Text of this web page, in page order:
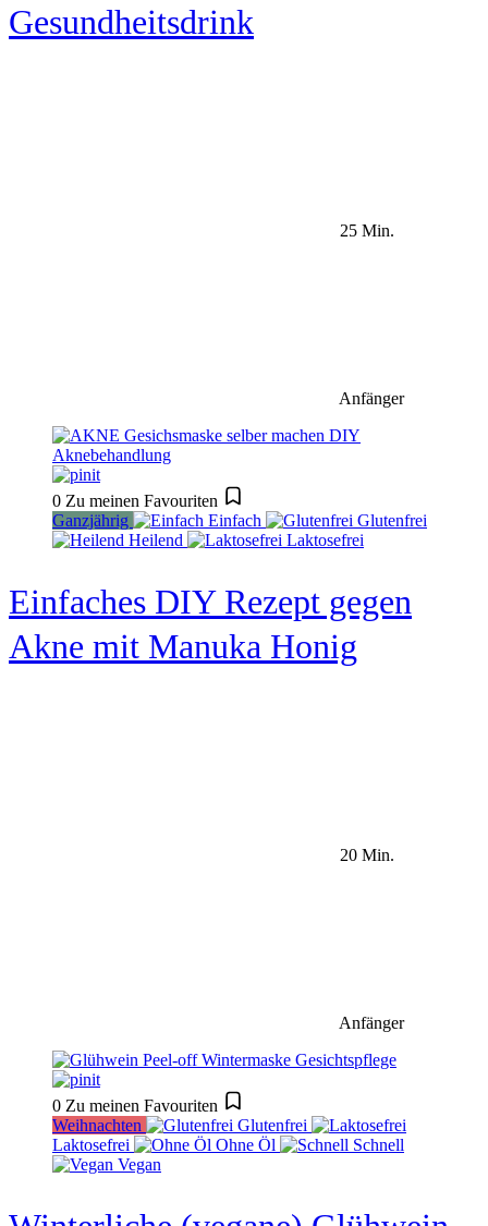
Gesundheitsdrink
25 Min.
Anfänger
0 Zu meinen Favouriten
Ganzjährig
Einfach
Glutenfrei
Heilend
Laktosefrei
Einfaches DIY Rezept gegen
Akne mit Manuka Honig
20 Min.
Anfänger
0 Zu meinen Favouriten
Weihnachten
Glutenfrei
Laktosefrei
Ohne Öl
Schnell
Vegan